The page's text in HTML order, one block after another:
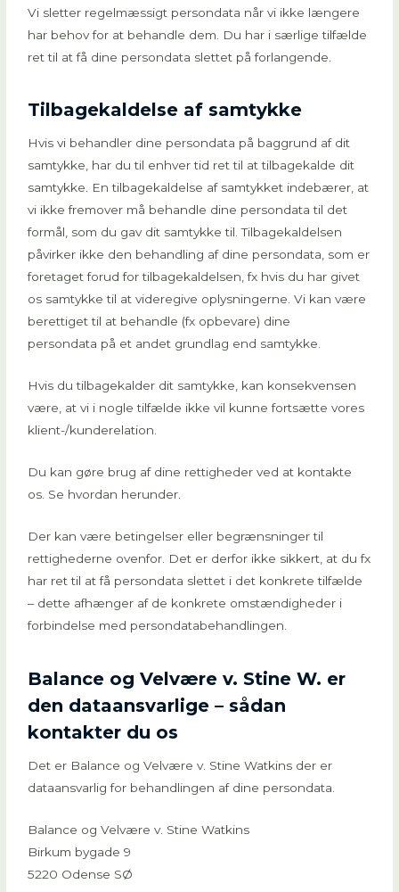
Vi sletter regelmæssigt persondata når vi ikke længere
har behov for at behandle dem. Du har i særlige tilfælde
ret til at få dine persondata slettet på forlangende.
Tilbagekaldelse af samtykke
Hvis vi behandler dine persondata på baggrund af dit
samtykke, har du til enhver tid ret til at tilbagekalde dit
samtykke. En tilbagekaldelse af samtykket indebærer, at
vi ikke fremover må behandle dine persondata til det
formål, som du gav dit samtykke til. Tilbagekaldelsen
påvirker ikke den behandling af dine persondata, som er
foretaget forud for tilbagekaldelsen, fx hvis du har givet
os samtykke til at videregive oplysningerne. Vi kan være
berettiget til at behandle (fx opbevare) dine
persondata på et andet grundlag end samtykke.
Hvis du tilbagekalder dit samtykke, kan konsekvensen
være, at vi i nogle tilfælde ikke vil kunne fortsætte vores
klient-/kunderelation.
Du kan gøre brug af dine rettigheder ved at kontakte
os. Se hvordan herunder.
Der kan være betingelser eller begrænsninger til
rettighederne ovenfor. Det er derfor ikke sikkert, at du fx
har ret til at få persondata slettet i det konkrete tilfælde
– dette afhænger af de konkrete omstændigheder i
forbindelse med persondatabehandlingen.
Balance og Velvære v. Stine W. er
den dataansvarlige – sådan
kontakter du os
Det er Balance og Velvære v. Stine Watkins der er
dataansvarlig for behandlingen af dine persondata.
Balance og Velvære v. Stine Watkins
Birkum bygade 9
5220 Odense SØ